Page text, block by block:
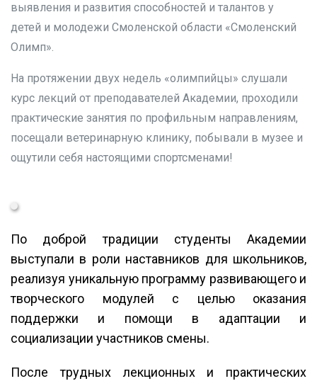
выявления и развития способностей и талантов у
детей и молодежи Смоленской области «Смоленский
Олимп».
На протяжении двух недель «олимпийцы» слушали
курс лекций от преподавателей Академии, проходили
практические занятия по профильным направлениям,
посещали ветеринарную клинику, побывали в музее и
ощутили себя настоящими спортсменами!
По доброй традиции студенты Академии
выступали в роли наставников для школьников,
реализуя уникальную программу развивающего и
творческого модулей с целью оказания
поддержки и помощи в адаптации и
социализации участников смены.
После трудных лекционных и практических